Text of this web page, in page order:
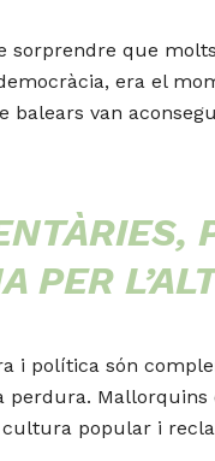
sorprendre que
era el
van
PER
i política són
perdura.
popular i